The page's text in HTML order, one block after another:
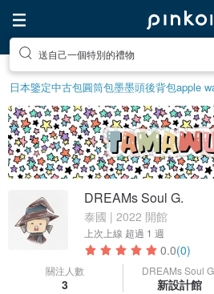
送自己一個特別的禮物
日本鑒定中古包圓筒包墨墨頭後背包apple
DREAMs Soul G.
泰國 | 2022 開館
上次上線 超過 1 週
0.0(0)
關注人數
3
DREAMs Soul
新設計館